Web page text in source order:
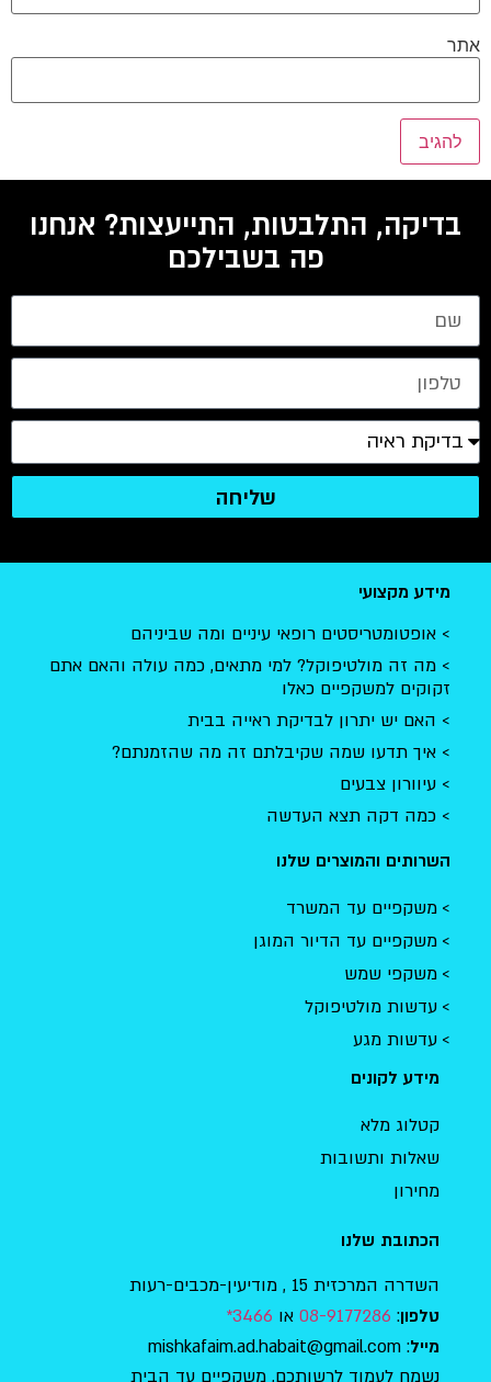
אתר
בדיקה, התלבטות, התייעצות? אנחנו
פה בשבילכם
שליחה
מידע מקצועי
אופטומטריסטים רופאי עיניים ומה שביניהם
מה זה מולטיפוקל? למי מתאים, כמה עולה והאם אתם
זקוקים למשקפיים כאלו
האם יש יתרון לבדיקת ראייה בבית
איך תדעו שמה שקיבלתם זה מה שהזמנתם?
עיוורון צבעים
כמה דקה תצא העדשה
השרותים והמוצרים שלנו
משקפיים עד המשרד
משקפיים עד הדיור המוגן
משקפי שמש
עדשות מולטיפוקל
עדשות מגע
מידע לקונים
קטלוג מלא
שאלות ותשובות
מחירון
הכתובת שלנו
השדרה המרכזית 15 , מודיעין-מכבים-רעות
טלפון:
08-9177286 או 3466*
מייל: mishkafaim.ad.habait@gmail.com
נשמח לעמוד לרשותכם, משקפיים עד הבית